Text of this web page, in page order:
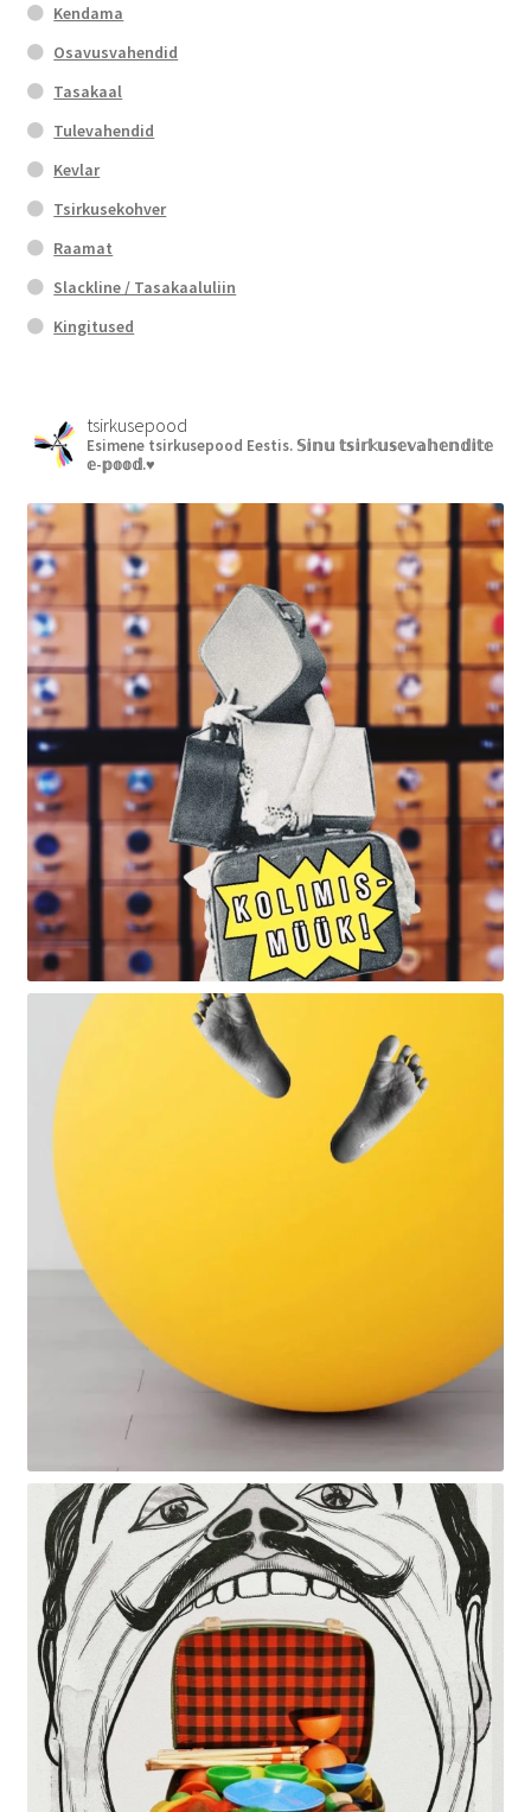
Kendama
Osavusvahendid
Tasakaal
Tulevahendid
Kevlar
Tsirkusekohver
Raamat
Slackline / Tasakaaluliin
Kingitused
tsirkusepood
Esimene tsirkusepood Eestis. 𝕊𝕚𝕟𝕦 𝕥𝕤𝕚𝕣𝕜𝕦𝕤𝕖𝕧𝕒𝕙𝕖𝕟𝕕𝕚𝕥𝕖
𝕖-𝕡𝕠𝕠𝕕.♥︎